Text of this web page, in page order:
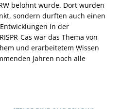
belohnt wurde. Dort wurden
sondern durften auch einen
in der
Cas war das Thema von
und erarbeitetem Wissen
Jahren noch alle